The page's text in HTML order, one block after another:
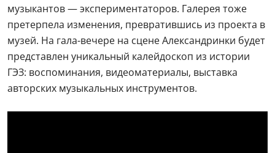
музыкантов — экспериментаторов. Галерея тоже
претерпела изменения, превратившись из проекта в
музей. На гала-вечере на сцене Александринки будет
представлен уникальный калейдоскоп из истории
ГЭЗ: воспоминания, видеоматериалы, выставка
авторских музыкальных инструментов.